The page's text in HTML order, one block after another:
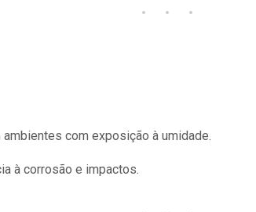
com exposição à umidade.
à corrosão e impactos.